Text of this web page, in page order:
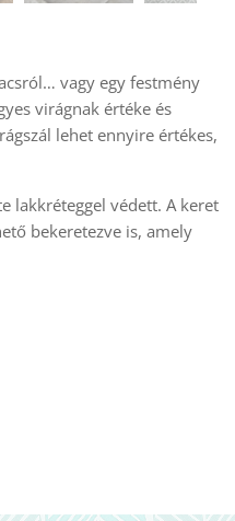
vagy egy festmény
virágnak értéke és
lehet ennyire értékes,
lakkréteggel védett. A keret
bekeretezve is, amely